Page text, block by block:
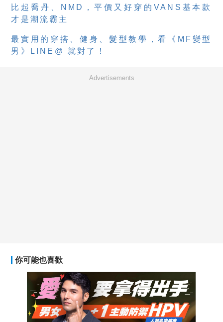
比起喬丹、NMD，平價又好穿的VANS基本款
才是潮流霸主
最實用的穿搭、健身、髮型教學，看《MF變型
男》LINE@ 就對了！
Advertisements